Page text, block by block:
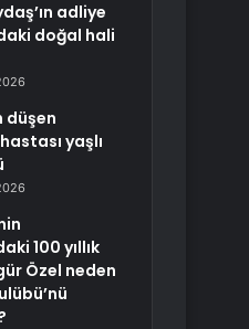
adliye
doğal hali
düşen
yaşlı
100 yıllık
Özel neden